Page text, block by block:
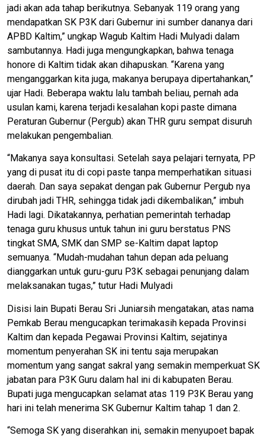
jadi akan ada tahap berikutnya. Sebanyak 119 orang yang
mendapatkan SK P3K dari Gubernur ini sumber dananya dari
APBD Kaltim,” ungkap Wagub Kaltim Hadi Mulyadi dalam
sambutannya. Hadi juga mengungkapkan, bahwa tenaga
honore di Kaltim tidak akan dihapuskan. “Karena yang
menganggarkan kita juga, makanya berupaya dipertahankan,”
ujar Hadi. Beberapa waktu lalu tambah beliau, pernah ada
usulan kami, karena terjadi kesalahan kopi paste dimana
Peraturan Gubernur (Pergub) akan THR guru sempat disuruh
melakukan pengembalian.
“Makanya saya konsultasi. Setelah saya pelajari ternyata, PP
yang di pusat itu di copi paste tanpa memperhatikan situasi
daerah. Dan saya sepakat dengan pak Gubernur Pergub nya
dirubah jadi THR, sehingga tidak jadi dikembalikan,” imbuh
Hadi lagi. Dikatakannya, perhatian pemerintah terhadap
tenaga guru khusus untuk tahun ini guru berstatus PNS
tingkat SMA, SMK dan SMP se-Kaltim dapat laptop
semuanya. “Mudah-mudahan tahun depan ada peluang
dianggarkan untuk guru-guru P3K sebagai penunjang dalam
melaksanakan tugas,” tutur Hadi Mulyadi
Disisi lain Bupati Berau Sri Juniarsih mengatakan, atas nama
Pemkab Berau mengucapkan terimakasih kepada Provinsi
Kaltim dan kepada Pegawai Provinsi Kaltim, sejatinya
momentum penyerahan SK ini tentu saja merupakan
momentum yang sangat sakral yang semakin memperkuat SK
jabatan para P3K Guru dalam hal ini di kabupaten Berau.
Bupati juga mengucapkan selamat atas 119 P3K Berau yang
hari ini telah menerima SK Gubernur Kaltim tahap 1 dan 2.
“Semoga SK yang diserahkan ini, semakin menyupoet bapak